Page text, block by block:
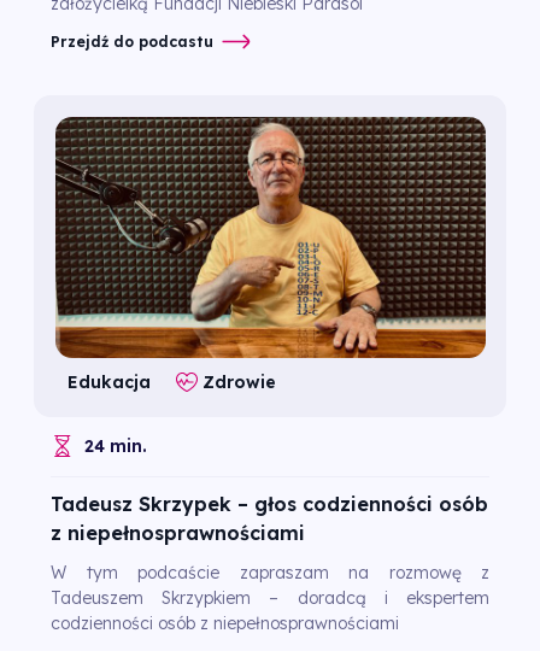
Przejdź do podcastu
Edukacja Zdrowie
24 min.
Tadeusz Skrzypek – głos codzienności osób
z niepełnosprawnościami
W tym podcaście zapraszam na rozmowę z
Tadeuszem Skrzypkiem – doradcą i ekspertem
codzienności osób z niepełnosprawnościami